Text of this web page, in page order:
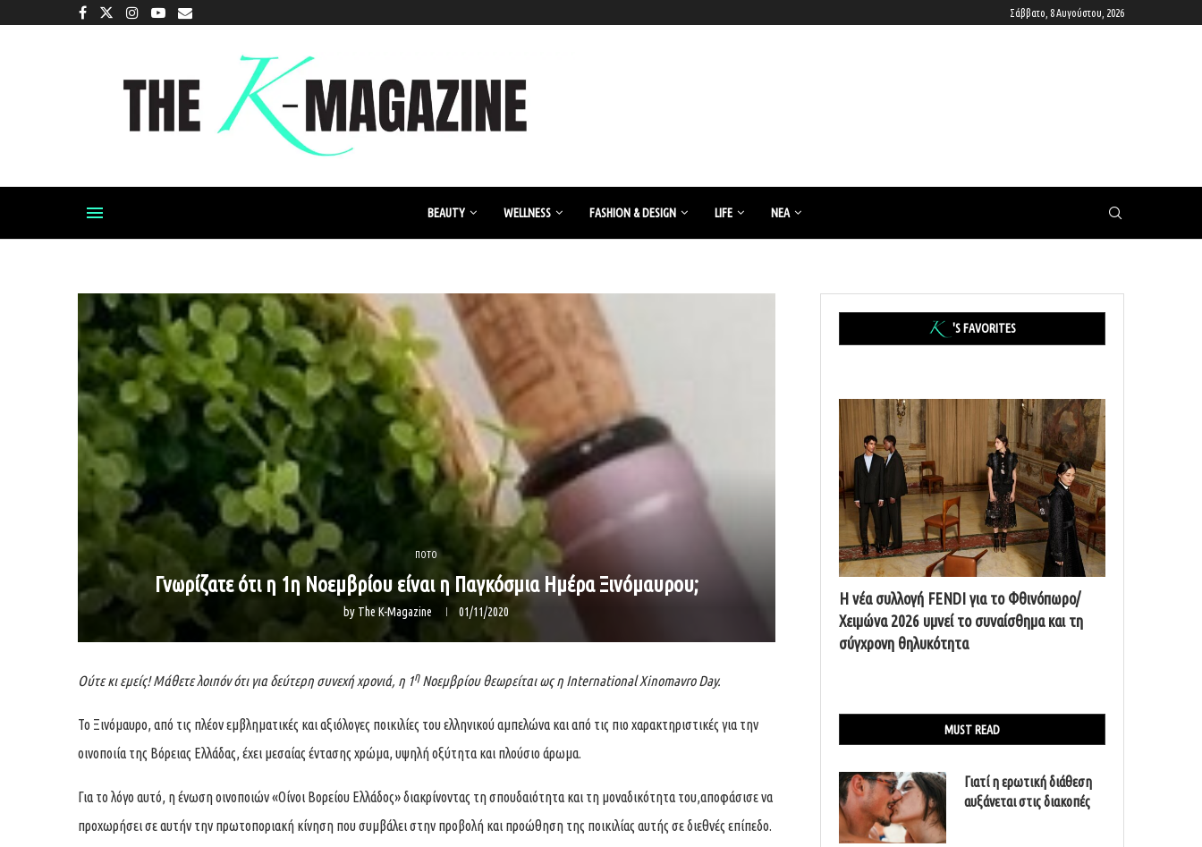
Σάββατο, 8 Αυγούστου, 2026
BEAUTY WELLNESS FASHION & DESIGN LIFE ΝΈΑ
ΠΟΤΟ
Γνωρίζατε ότι η 1η Νοεμβρίου είναι η Παγκόσμια Ημέρα Ξινόμαυρου;
by The K-Magazine 01/11/2020
Ούτε κι εμείς! Μάθετε λοιπόν ότι για δεύτερη συνεχή χρονιά, η 1ηΝοεμβρίου θεωρείται ως η International Xinomavro Day.
Το Ξινόμαυρο, από τις πλέον εμβληματικές και αξιόλογες ποικιλίες του ελληνικού αμπελώνα και από τις πιο χαρακτηριστικές για την
οινοποιία της Βόρειας Ελλάδας, έχει μεσαίας έντασης χρώμα, υψηλή οξύτητα και πλούσιο άρωμα.
Για το λόγο αυτό, η ένωση οινοποιών «Οίνοι Βορείου Ελλάδος» διακρίνοντας τη σπουδαιότητα και τη μοναδικότητα του,αποφάσισε να
προχωρήσει σε αυτήν την πρωτοποριακή κίνηση που συμβάλει στην προβολή και προώθηση της ποικιλίας αυτής σε διεθνές επίπεδο.
'S FAVORITES
Η νέα συλλογή FENDI για το Φθινόπωρο/
Χειμώνα 2026 υμνεί το συναίσθημα και τη
σύγχρονη θηλυκότητα
MUST READ
Γιατί η ερωτική διάθεση
αυξάνεται στις διακοπές